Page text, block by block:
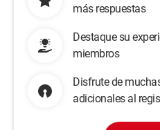
más respuestas
Destaque su
miembros
Disfrute de
adicionales al